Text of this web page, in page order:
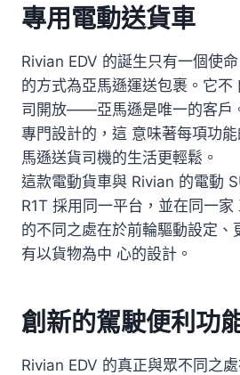
專用電動送貨車
Rivian EDV 的誕生只有一個使
的方式為亞馬遜運送包裹。它不
司開放——亞馬遜是唯一的客戶
專門設計的，這 意味著每項功
馬遜送貨司機的生活更輕鬆。
這款電動貨車與 Rivian 的電動
R1T 採用同一平台，並在同一
的不同之處在於前輪驅動設定、
有以貨物為中 心的設計。
創新的駕駛便利功
Rivian EDV 的真正與眾不同之